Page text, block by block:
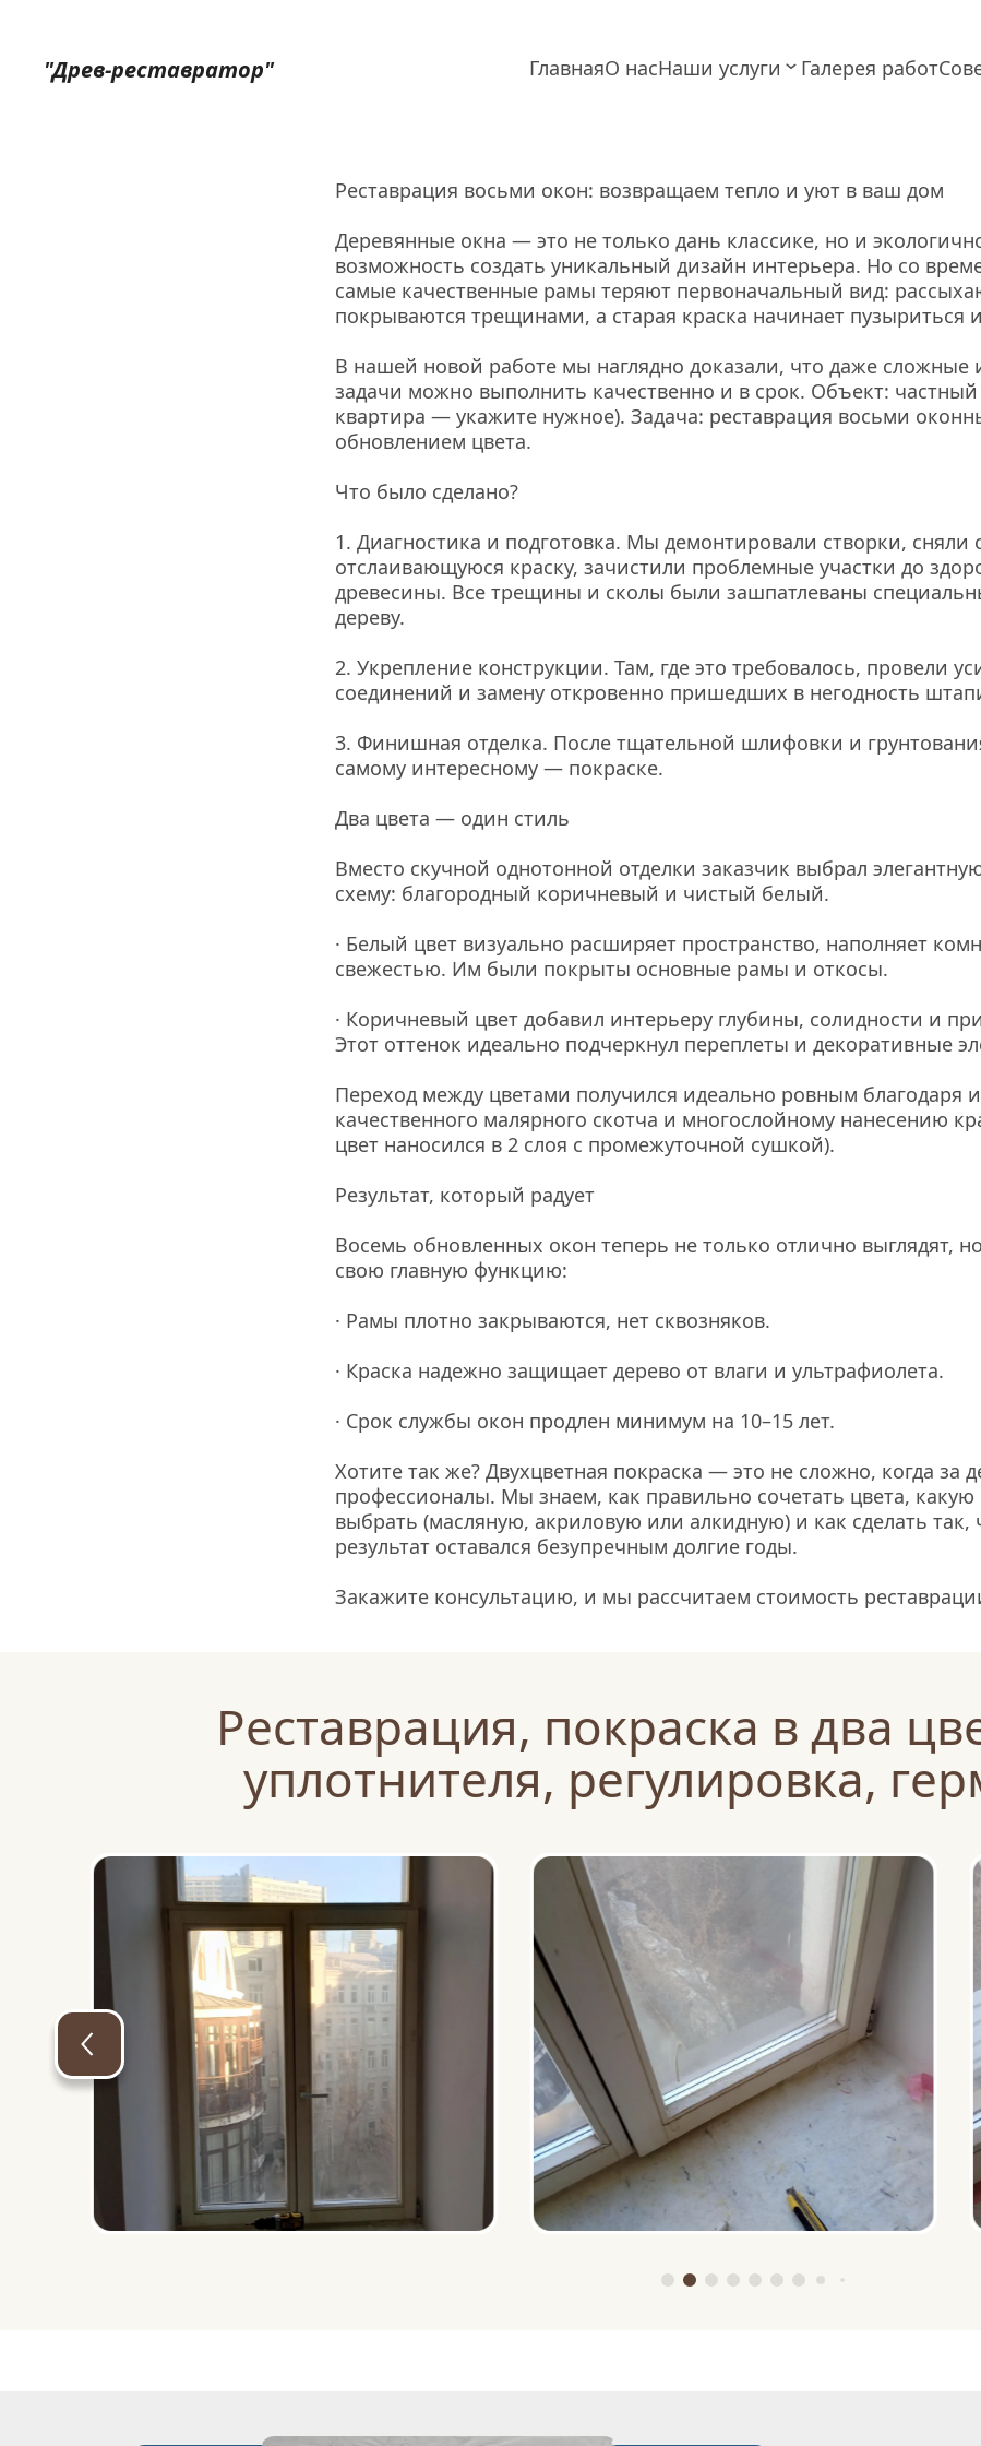
"Древ-реставратор" ГлавнаяО насНаши услуги Галерея работ
Реставрация восьми окон: возвращаем тепло и уют в ваш дом
Деревянные окна — это не только дань классике, но и
возможность создать уникальный дизайн интерьера. Но со
самые качественные рамы теряют первоначальный вид:
покрываются трещинами, а старая краска начинает пузыриться
В нашей новой работе мы наглядно доказали, что даже
задачи можно выполнить качественно и в срок. Объект:
квартира — укажите нужное). Задача: реставрация восьми
обновлением цвета.
Что было сделано?
1. Диагностика и подготовка. Мы демонтировали створки, сняли
отслаивающуюся краску, зачистили проблемные участки до
древесины. Все трещины и сколы были зашпатлеваны
дереву.
2. Укрепление конструкции. Там, где это требовалось, провели
соединений и замену откровенно пришедших в негодность
3. Финишная отделка. После тщательной шлифовки и
самому интересному — покраске.
Два цвета — один стиль
Вместо скучной однотонной отделки заказчик выбрал
схему: благородный коричневый и чистый белый.
· Белый цвет визуально расширяет пространство, наполняет
свежестью. Им были покрыты основные рамы и откосы.
· Коричневый цвет добавил интерьеру глубины, солидности и
Этот оттенок идеально подчеркнул переплеты и декоративные
Переход между цветами получился идеально ровным благодаря
качественного малярного скотча и многослойному нанесению
цвет наносился в 2 слоя с промежуточной сушкой).
Результат, который радует
Восемь обновленных окон теперь не только отлично выглядят,
свою главную функцию:
· Рамы плотно закрываются, нет сквозняков.
· Краска надежно защищает дерево от влаги и ультрафиолета.
· Срок службы окон продлен минимум на 10–15 лет.
Хотите так же? Двухцветная покраска — это не сложно, когда за
профессионалы. Мы знаем, как правильно сочетать цвета, какую
выбрать (масляную, акриловую или алкидную) и как сделать так,
результат оставался безупречным долгие годы.
Закажите консультацию, и мы рассчитаем стоимость
Реставрация, покраска в два
уплотнителя, регулировка,